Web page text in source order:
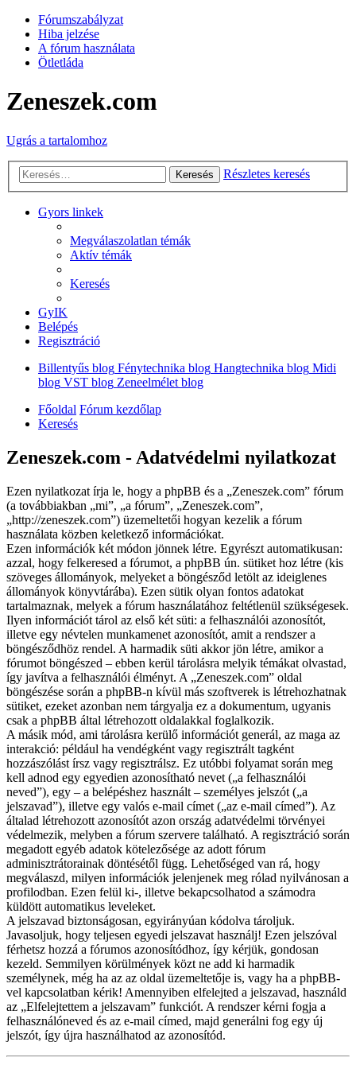
Fórumszabályzat
Hiba jelzése
A fórum használata
Ötletláda
Zeneszek.com
Ugrás a tartalomhoz
Keresés Részletes keresés
Gyors linkek
Megválaszolatlan témák
Aktív témák
Keresés
GyIK
Belépés
Regisztráció
Billentyűs blog Fénytechnika blog Hangtechnika blog Midi
blog VST blog Zeneelmélet blog
Főoldal Fórum kezdőlap
Keresés
Zeneszek.com - Adatvédelmi nyilatkozat
Ezen nyilatkozat írja le, hogy a phpBB és a „Zeneszek.com” fórum
(a továbbiakban „mi”, „a fórum”, „Zeneszek.com”,
„http://zeneszek.com”) üzemeltetői hogyan kezelik a fórum
használata közben keletkező információkat.
Ezen információk két módon jönnek létre. Egyrészt automatikusan:
azzal, hogy felkeresed a fórumot, a phpBB ún. sütiket hoz létre (kis
szöveges állományok, melyeket a böngésződ letölt az ideiglenes
állományok könyvtárába). Ezen sütik olyan fontos adatokat
tartalmaznak, melyek a fórum használatához feltétlenül szükségesek.
Ilyen információt tárol az első két süti: a felhasználói azonosítót,
illetve egy névtelen munkamenet azonosítót, amit a rendszer a
böngésződhöz rendel. A harmadik süti akkor jön létre, amikor a
fórumot böngészed – ebben kerül tárolásra melyik témákat olvastad,
így javítva a felhasználói élményt. A „Zeneszek.com” oldal
böngészése során a phpBB-n kívül más szoftverek is létrehozhatnak
sütiket, ezeket azonban nem tárgyalja ez a dokumentum, ugyanis
csak a phpBB által létrehozott oldalakkal foglalkozik.
A másik mód, ami tárolásra kerülő információt generál, az maga az
interakció: például ha vendégként vagy regisztrált tagként
hozzászólást írsz vagy regisztrálsz. Ez utóbbi folyamat során meg
kell adnod egy egyedien azonosítható nevet („a felhasználói
neved”), egy – a belépéshez használt – személyes jelszót („a
jelszavad”), illetve egy valós e-mail címet („az e-mail címed”). Az
általad létrehozott azonosítót azon ország adatvédelmi törvényei
védelmezik, melyben a fórum szervere található. A regisztráció során
megadott egyéb adatok kötelezősége az adott fórum
adminisztrátorainak döntésétől függ. Lehetőséged van rá, hogy
megválaszd, milyen információk jelenjenek meg rólad nyilvánosan a
profilodban. Ezen felül ki-, illetve bekapcsolhatod a számodra
küldött automatikus leveleket.
A jelszavad biztonságosan, egyirányúan kódolva tároljuk.
Javasoljuk, hogy teljesen egyedi jelszavat használj! Ezen jelszóval
férhetsz hozzá a fórumos azonosítódhoz, így kérjük, gondosan
kezeld. Semmilyen körülmények közt ne add ki harmadik
személynek, még ha az az oldal üzemeltetője is, vagy ha a phpBB-
vel kapcsolatban kérik! Amennyiben elfelejted a jelszavad, használd
az „Elfelejtettem a jelszavam” funkciót. A rendszer kérni fogja a
felhasználóneved és az e-mail címed, majd generálni fog egy új
jelszót, így újra használhatod az azonosítód.